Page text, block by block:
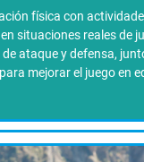
física con
situaciones reales de
ataque y defensa,
mejorar el juego en